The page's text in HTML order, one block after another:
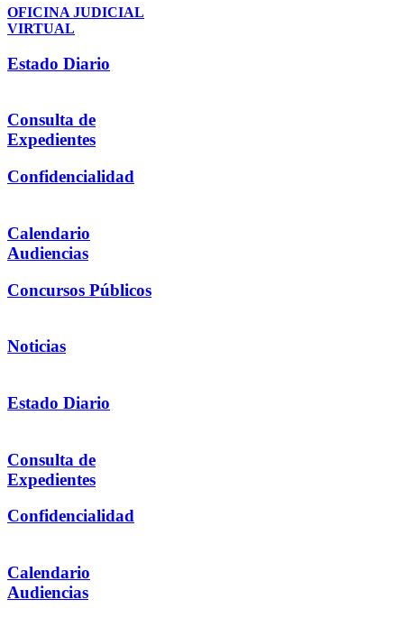
OFICINA JUDICIAL
VIRTUAL
Estado Diario
Consulta de
Expedientes
Confidencialidad
Calendario
Audiencias
Concursos Públicos
Noticias
Estado Diario
Consulta de
Expedientes
Confidencialidad
Calendario
Audiencias